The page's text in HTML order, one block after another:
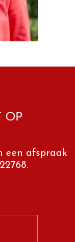
OP
een afspraak